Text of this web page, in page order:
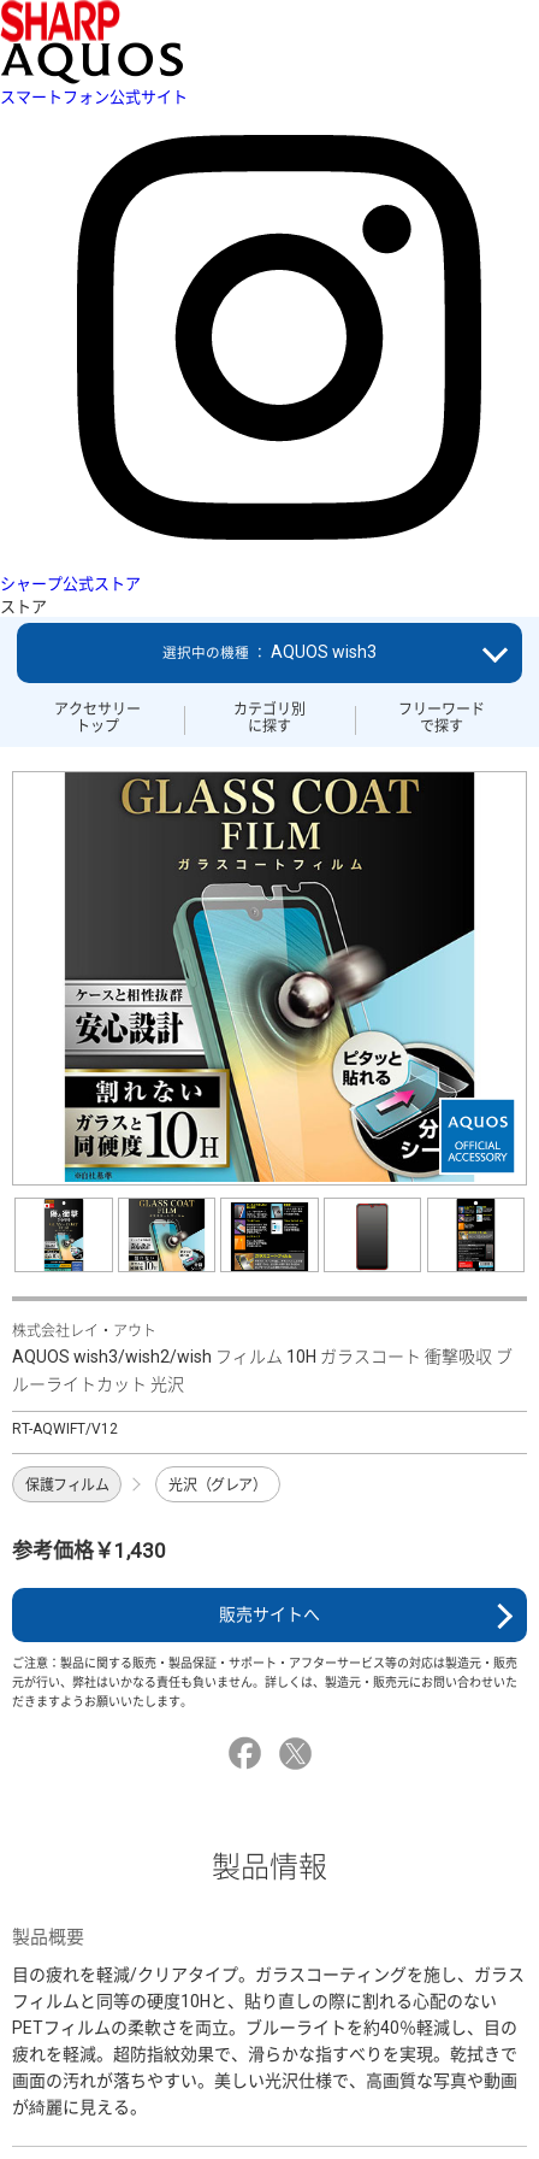
スマートフォン公式サイト
シャープ公式ストア
ストア
アクセサリー
トップ
カテゴリ別
に探す
フリーワード
で探す
選択中の機種 ： AQUOS wish3
株式会社レイ・アウト
AQUOS wish3/wish2/wish フィルム 10H ガラスコート 衝撃吸収 ブ
ルーライトカット 光沢
RT-AQWIFT/V12
保護フィルム 光沢（グレア）
参考価格￥1,430
販売サイトへ
ご注意：製品に関する販売・製品保証・サポート・アフターサービス等の対応は製造元・販売
元が行い、弊社はいかなる責任も負いません。詳しくは、製造元・販売元にお問い合わせいた
だきますようお願いいたします。
製品情報
製品概要
目の疲れを軽減/クリアタイプ。ガラスコーティングを施し、ガラス
フィルムと同等の硬度10Hと、貼り直しの際に割れる心配のない
PETフィルムの柔軟さを両立。ブルーライトを約40％軽減し、目の
疲れを軽減。超防指紋効果で、滑らかな指すべりを実現。乾拭きで
画面の汚れが落ちやすい。美しい光沢仕様で、高画質な写真や動画
が綺麗に見える。